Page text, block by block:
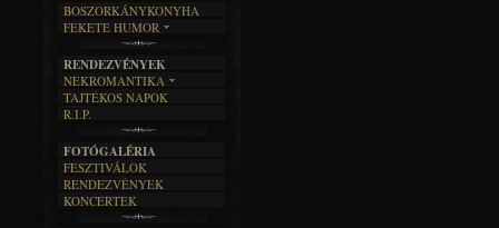
INTERJÚK
FORDÍTÁSOK
DALSZÖVEGEK
IRODALOM
FILM
ÍRÁSTÖRTÉNET
BOSZORKÁNYKONYHA
FEKETE HUMOR
SZÖVEGES
RENDEZVÉNYEK
NEKROMANTIKA
AKTUÁLIS
A MÚLT
TAJTÉKOS NAPOK
R.I.P.
FOTÓGALÉRIA
FESZTIVÁLOK
RENDEZVÉNYEK
KONCERTEK